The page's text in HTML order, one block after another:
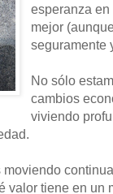
esperanza
mejor
seguramente
No sólo
cambios
viviendo
valor tiene en un